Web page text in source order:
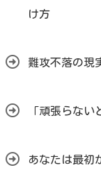
け方
難攻不落の現
「頑張らな
あなたは最初